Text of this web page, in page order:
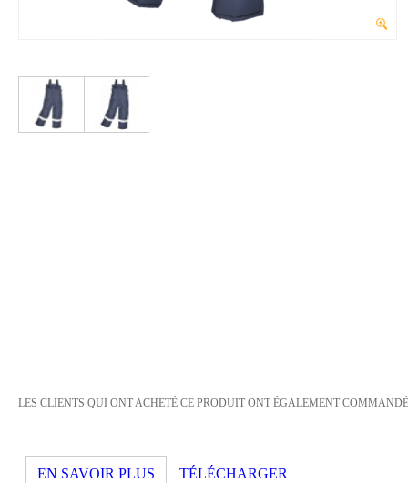
LES CLIENTS QUI ONT ACHETÉ CE PRODUIT ONT ÉGALEMENT
EN SAVOIR PLUS TÉLÉCHARGER